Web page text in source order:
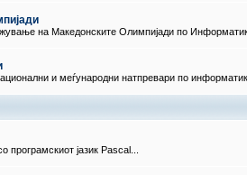
на Македонските Олимпијади по
и меѓународни натпревари по
програмскиот јазик Pascal...